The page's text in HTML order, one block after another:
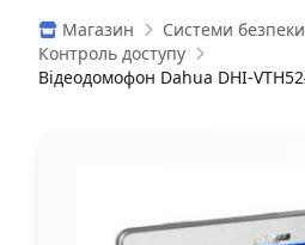
Магазин
Системи безпеки
Контроль доступу
Відеодомофон Dahua DHI-